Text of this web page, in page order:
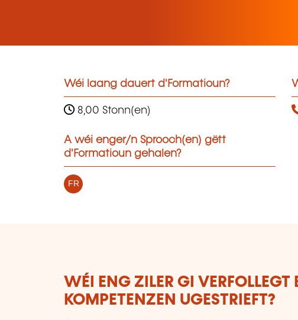
Wéi laang dauert d'Formatioun?
8,00 Stonn(en)
A wéi enger/n Sprooch(en) gëtt
d'Formatioun gehalen?
FR
WÉI ENG ZILER GI
KOMPETENZEN UGESTRIEFT?